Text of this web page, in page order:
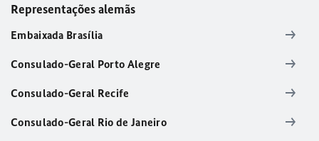
Representações alemãs
Embaixada Brasília
Consulado-Geral Porto Alegre
Consulado-Geral Recife
Consulado-Geral Rio de Janeiro